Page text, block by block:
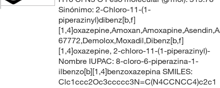
Sinónimo: 2-Chloro-11-(1-
piperazinyl)dibenz[b,f]
67772,Demolox,Moxadil,Dibenz[b,f]
[1,4]oxazepine, 2-chloro-11-(1-piperazinyl)-
Nombre IUPAC: 8-cloro-6-piperazina-1-
ilbenzo[b][1,4]benzoxazepina SMILES:
Clc1ccc2Oc3ccccc3N=C(N4CCNCC4)c2c1